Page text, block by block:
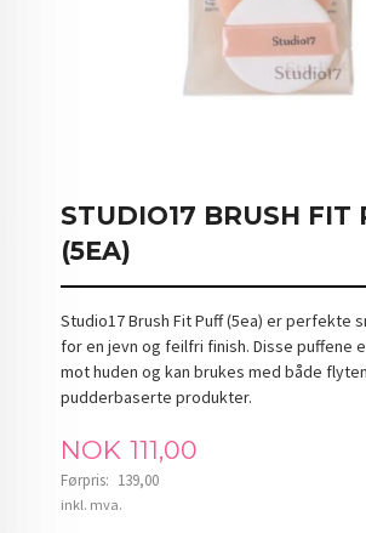
STUDIO17 BRUSH FIT
(5EA)
Studio17 Brush Fit Puff (5ea) er perfekte
for en jevn og feilfri finish. Disse puffene
mot huden og kan brukes med både
pudderbaserte produkter.
Tilbud
NOK 111,00
Førpris: 139,00
Rabatt
inkl. mva.